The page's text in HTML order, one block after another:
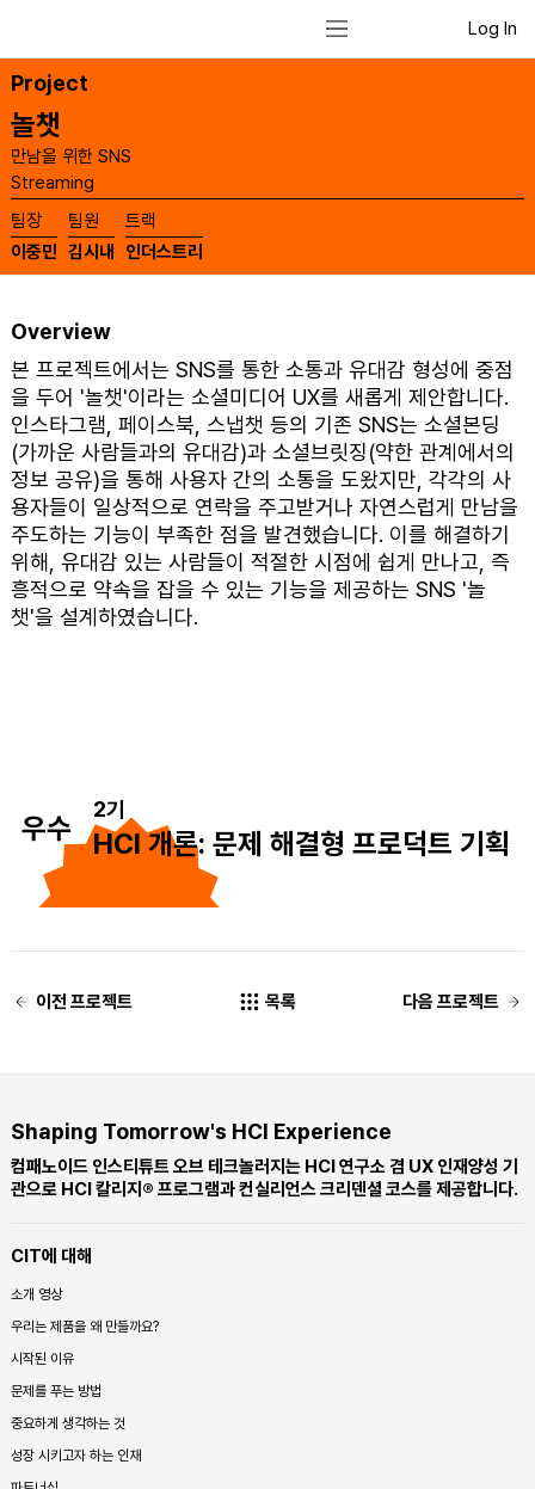
Log In
Project
놀챗
만남을 위한 SNS
Streaming
​팀장
이중민
​팀원
김시내
​트랙
인더스트리
Overview
본 프로젝트에서는 SNS를 통한 소통과 유대감 형성에 중점
을 두어 '놀챗'이라는 소셜미디어 UX를 새롭게 제안합니다.
인스타그램, 페이스북, 스냅챗 등의 기존 SNS는 소셜본딩
(가까운 사람들과의 유대감)과 소셜브릿징(약한 관계에서의
정보 공유)을 통해 사용자 간의 소통을 도왔지만, 각각의 사
용자들이 일상적으로 연락을 주고받거나 자연스럽게 만남을
주도하는 기능이 부족한 점을 발견했습니다. 이를 해결하기
위해, 유대감 있는 사람들이 적절한 시점에 쉽게 만나고, 즉
흥적으로 약속을 잡을 수 있는 기능을 제공하는 SNS '놀
챗'을 설계하였습니다.
우수
2기
HCI 개론: 문제 해결형 프로덕트 기획
이전 프로젝트 목록 다음 프로젝트
Shaping Tomorrow's HCI Experience
컴패노이드 인스티튜트 오브 테크놀러지는 HCI 연구소 겸 UX 인재양성 기
관으로 HCI 칼리지® 프로그램과 컨실리언스 크리덴셜 코스를 제공합니다.
CIT에 대해
소개 영상
우리는 제품을 왜 만들까요?
시작된 이유
문제를 푸는 방법
중요하게 생각하는 것
성장 시키고자 하는 인재